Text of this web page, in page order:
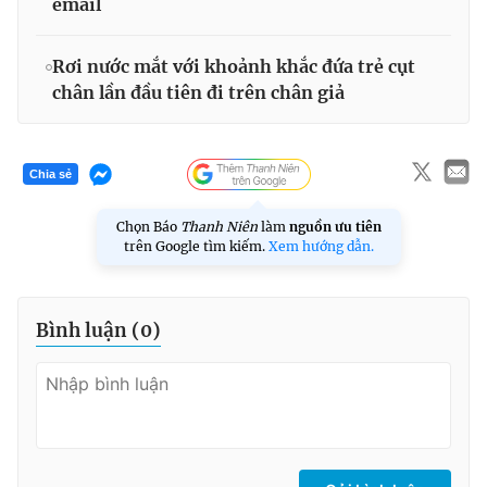
Rơi nước mắt với khoảnh khắc đứa trẻ cụt
chân lần đầu tiên đi trên chân giả
Chia sẻ
Chọn Báo Thanh Niên làm nguồn ưu tiên
trên Google tìm kiếm. Xem hướng dẫn.
Bình luận (0)